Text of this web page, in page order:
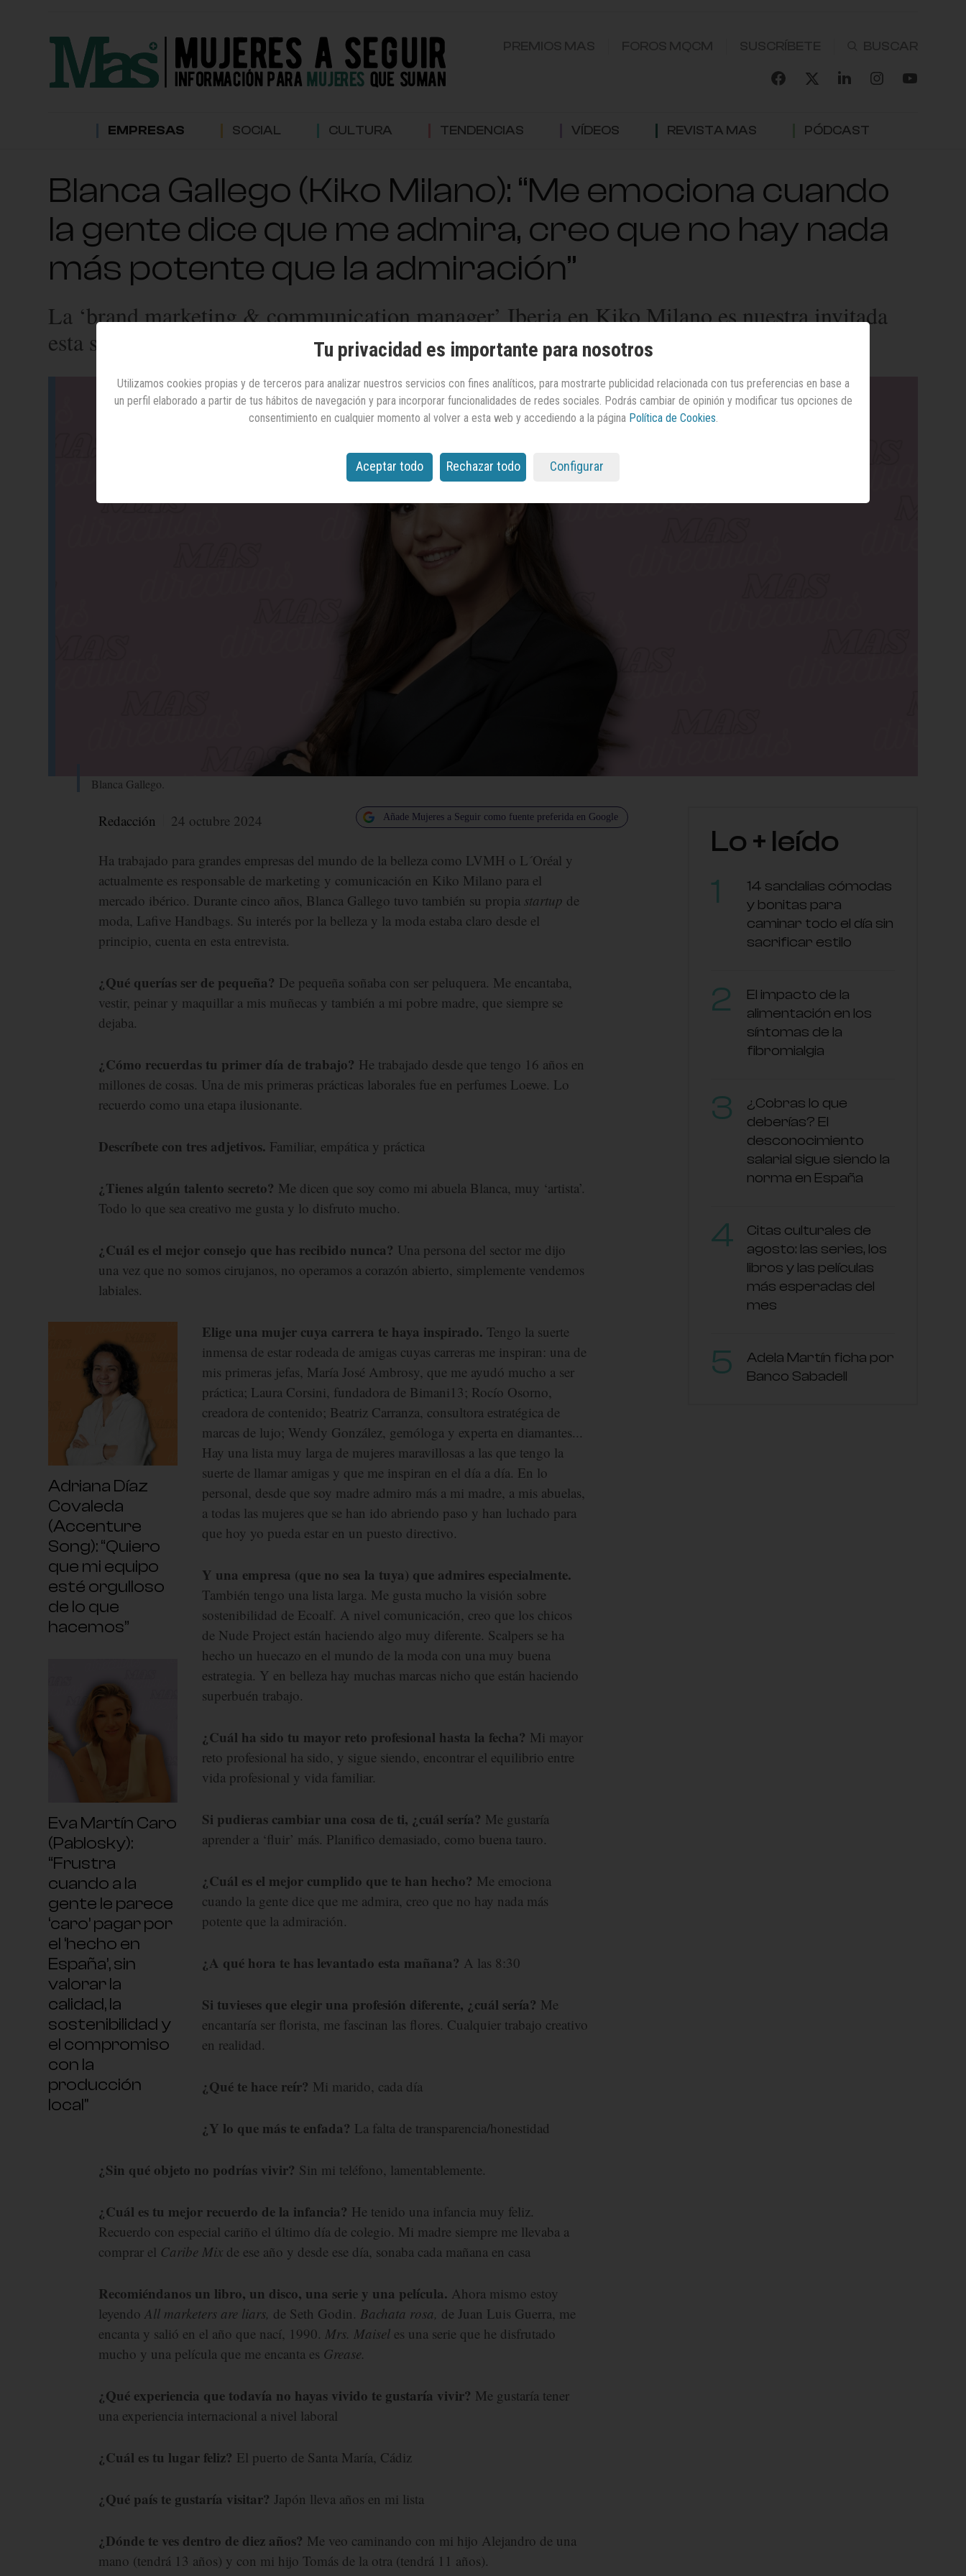
EMPRESAS SOCIAL CULTURA TENDENCIAS VÍDEOS REVISTA MAS PÓDCAST
Blanca Gallego (Kiko Milano): “Me emociona cuando
la gente dice que me admira, creo que no hay nada
más potente que la admiración”
La ‘brand marketing & communication manager’ Iberia en Kiko Milano es nuestra invitada
esta semana en la sección MAS Directivas
Blanca Gallego.
Redacción 24 octubre 2024 Añade Mujeres a Seguir como fuente preferida en Google
Ha trabajado para grandes empresas del mundo de la belleza como LVMH o L´Oréal y
actualmente es responsable de marketing y comunicación en Kiko Milano para el
mercado ibérico. Durante cinco años, Blanca Gallego tuvo también su propia startup de
moda, Lafive Handbags. Su interés por la belleza y la moda estaba claro desde el
principio, cuenta en esta entrevista.
¿Qué querías ser de pequeña? De pequeña soñaba con ser peluquera. Me encantaba,
vestir, peinar y maquillar a mis muñecas y también a mi pobre madre, que siempre se
dejaba.
¿Cómo recuerdas tu primer día de trabajo? He trabajado desde que tengo 16 años en
millones de cosas. Una de mis primeras prácticas laborales fue en perfumes Loewe. Lo
recuerdo como una etapa ilusionante.
Lo + leído
14 sandalias cómodas
y bonitas para
caminar todo el día sin
sacrificar estilo
El impacto de la
alimentación en los
síntomas de la
fibromialgia
¿Cobras lo que
deberías? El
desconocimiento
salarial sigue siendo la
norma en España
Citas culturales de
agosto: las series, los
libros y las películas
más esperadas del
mes
Adela Martín ficha por
Banco Sabadell
Descríbete con tres adjetivos. Familiar, empática y práctica
¿Tienes algún talento secreto? Me dicen que soy como mi abuela Blanca, muy ‘artista’.
Todo lo que sea creativo me gusta y lo disfruto mucho.
¿Cuál es el mejor consejo que has recibido nunca? Una persona del sector me dijo
una vez que no somos cirujanos, no operamos a corazón abierto, simplemente vendemos
labiales.
Adriana Díaz
Covaleda
(Accenture
Song): “Quiero
que mi equipo
esté orgulloso
de lo que
hacemos”
Eva Martín Caro
(Pablosky):
“Frustra
cuando a la
gente le parece
‘caro’ pagar por
el ‘hecho en
España’, sin
valorar la
calidad, la
sostenibilidad y
el compromiso
con la
producción
local"
Elige una mujer cuya carrera te haya inspirado. Tengo la suerte
inmensa de estar rodeada de amigas cuyas carreras me inspiran: una de
mis primeras jefas, María José Ambrosy, que me ayudó mucho a ser
práctica; Laura Corsini, fundadora de Bimani13; Rocío Osorno,
creadora de contenido; Beatriz Carranza, consultora estratégica de
marcas de lujo; Wendy González, gemóloga y experta en diamantes...
Hay una lista muy larga de mujeres maravillosas a las que tengo la
suerte de llamar amigas y que me inspiran en el día a día. En lo
personal, desde que soy madre admiro más a mi madre, a mis abuelas,
a todas las mujeres que se han ido abriendo paso y han luchado para
que hoy yo pueda estar en un puesto directivo.
Y una empresa (que no sea la tuya) que admires especialmente.
También tengo una lista larga. Me gusta mucho la visión sobre
sostenibilidad de Ecoalf. A nivel comunicación, creo que los chicos
de Nude Project están haciendo algo muy diferente. Scalpers se ha
hecho un huecazo en el mundo de la moda con una muy buena
estrategia. Y en belleza hay muchas marcas nicho que están haciendo
superbuén trabajo.
¿Cuál ha sido tu mayor reto profesional hasta la fecha? Mi mayor
reto profesional ha sido, y sigue siendo, encontrar el equilibrio entre
vida profesional y vida familiar.
Si pudieras cambiar una cosa de ti, ¿cuál sería? Me gustaría
aprender a ‘fluir’ más. Planifico demasiado, como buena tauro.
¿Cuál es el mejor cumplido que te han hecho? Me emociona
cuando la gente dice que me admira, creo que no hay nada más
potente que la admiración.
¿A qué hora te has levantado esta mañana? A las 8:30
Si tuvieses que elegir una profesión diferente, ¿cuál sería? Me
encantaría ser florista, me fascinan las flores. Cualquier trabajo creativo
en realidad.
¿Qué te hace reír? Mi marido, cada día
¿Y lo que más te enfada? La falta de transparencia/honestidad
¿Sin qué objeto no podrías vivir? Sin mi teléfono, lamentablemente.
¿Cuál es tu mejor recuerdo de la infancia? He tenido una infancia muy feliz.
Recuerdo con especial cariño el último día de colegio. Mi madre siempre me llevaba a
comprar el Caribe Mix de ese año y desde ese día, sonaba cada mañana en casa
Recomiéndanos un libro, un disco, una serie y una película. Ahora mismo estoy
leyendoAll marketers are liars, de Seth Godin. Bachata rosa, de Juan Luis Guerra, me
encanta y salió en el año que nací, 1990. Mrs. Maisel es una serie que he disfrutado
mucho y una película que me encanta es Grease.
¿Qué experiencia que todavía no hayas vivido te gustaría vivir? Me gustaría tener
una experiencia internacional a nivel laboral
¿Cuál es tu lugar feliz? El puerto de Santa María, Cádiz
¿Qué país te gustaría visitar?Japón lleva años en mi lista
¿Dónde te ves dentro de diez años? Me veo caminando con mi hijo Alejandro de una
mano (tendrá 13 años) y con mi hijo Tomás de la otra (tendrá 11 años).
Tu privacidad es importante para nosotros
Utilizamos cookies propias y de terceros para analizar nuestros servicios con fines analíticos, para mostrarte publicidad relacionada con tus preferencias en base a
un perfil elaborado a partir de tus hábitos de navegación y para incorporar funcionalidades de redes sociales. Podrás cambiar de opinión y modificar tus opciones de
consentimiento en cualquier momento al volver a esta web y accediendo a la página Política de Cookies.
Aceptar todo Rechazar todo Configurar